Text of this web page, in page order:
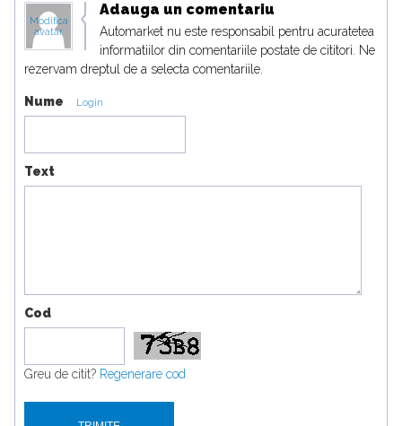
Modifica
avatar
Adauga un comentariu
Automarket nu este responsabil pentru acuratetea
informatiilor din comentariile postate de cititori. Ne
rezervam dreptul de a selecta comentariile.
Nume Login
Text
Cod
Greu de citit? Regenerare cod